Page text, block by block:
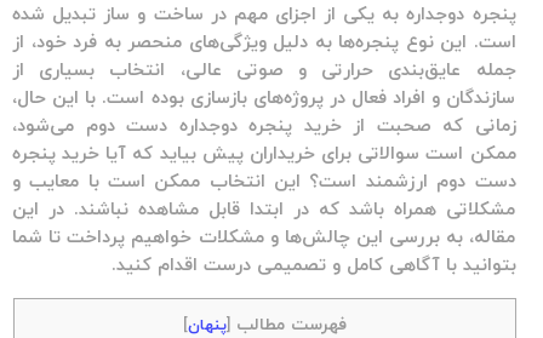
پنجره دوجدارهبه یکی از اجزای مهم در ساخت و ساز تبدیل شده
است. این نوع پنجره‌ها به دلیل ویژگی‌های منحصر به فرد خود، از
جمله عایق‌بندی حرارتی و صوتی عالی، انتخاب بسیاری از
سازندگان و افراد فعال در پروژه‌های بازسازی بوده است. با این حال،
زمانی که صحبت از خرید پنجره دوجداره دست دوم می‌شود،
ممکن است سوالاتی برای خریداران پیش بیاید که آیا خرید پنجره
دست دوم ارزشمند است؟ این انتخاب ممکن است با معایب و
مشکلاتی همراه باشد که در ابتدا قابل مشاهده نباشند. در این
مقاله، به بررسی این چالش‌ها و مشکلات خواهیم پرداخت تا شما
بتوانید با آگاهی کامل و تصمیمی درست اقدام کنید.
فهرست مطالب [پنهان]